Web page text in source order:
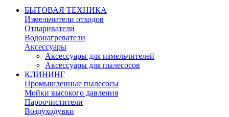
БЫТОВАЯ ТЕХНИКА
Измельчители отходов
Отпариватели
Водонагреватели
Аксессуары
Аксессуары для измельчителей
Аксессуары для пылесосов
КЛИНИНГ
Промышленные пылесосы
Мойки высокого давления
Пароочистители
Воздуходувки